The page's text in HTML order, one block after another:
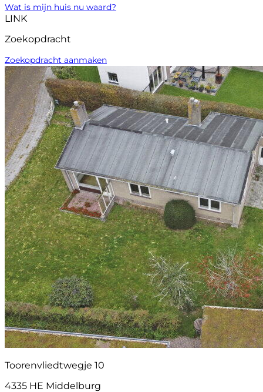
Wat is mijn huis nu waard?
LINK
Zoekopdracht
Zoekopdracht aanmaken
Toorenvliedtwegje 10
4335 HE Middelburg